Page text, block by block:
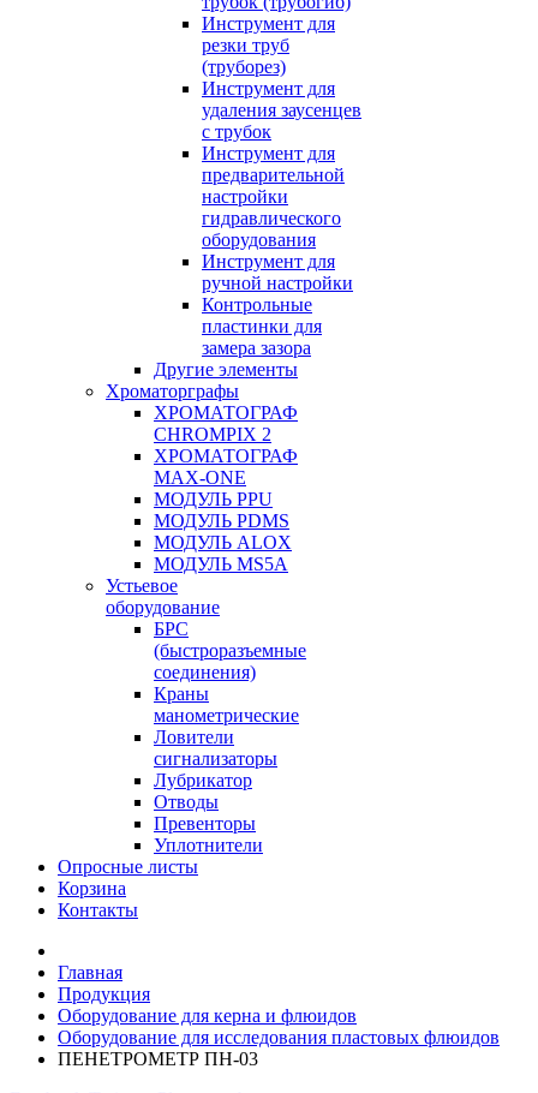
Инструмент для
резки труб
(труборез)
Инструмент для
удаления заусенцев
с трубок
Инструмент для
предварительной
настройки
гидравлического
оборудования
Инструмент для
ручной настройки
Контрольные
пластинки для
замера зазора
Другие элементы
Хроматорграфы
ХРОМАТОГРАФ
CHROMPIX 2
ХРОМАТОГРАФ
MAX-ONE
МОДУЛЬ PPU
МОДУЛЬ PDMS
МОДУЛЬ ALOX
МОДУЛЬ MS5A
Устьевое
оборудование
БРС
(быстроразъемные
соединения)
Краны
манометрические
Ловители
сигнализаторы
Лубрикатор
Отводы
Превенторы
Уплотнители
Опросные листы
Корзина
Контакты
Главная
Продукция
Оборудование для керна и флюидов
Оборудование для исследования пластовых флюидов
ПЕНЕТРОМЕТР ПН-03